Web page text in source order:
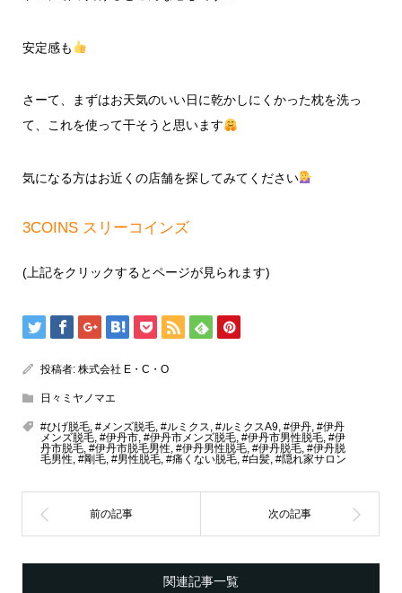
安定感も
さーて、まずはお天気のいい日に乾かしにくかった枕を洗っ
て、これを使って干そうと思います
気になる方はお近くの店舗を探してみてください
3COINS スリーコインズ
(上記をクリックするとページが見られます)
投稿者: 株式会社 E・C・O
日々ミヤノマエ
#ひげ脱毛, #メンズ脱毛, #ルミクス, #ルミクスA9, #伊丹, #伊丹
メンズ脱毛, #伊丹市, #伊丹市メンズ脱毛, #伊丹市男性脱毛, #伊
丹市脱毛, #伊丹市脱毛男性, #伊丹男性脱毛, #伊丹脱毛, #伊丹脱
毛男性, #剛毛, #男性脱毛, #痛くない脱毛, #白髪, #隠れ家サロン
関連記事一覧